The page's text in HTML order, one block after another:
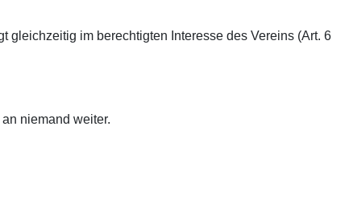
gleichzeitig im berechtigten Interesse des Vereins (Art. 6
niemand weiter.